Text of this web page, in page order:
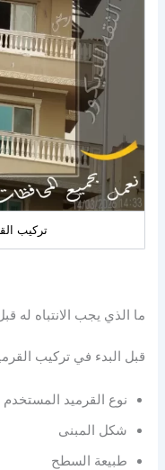
تركيب
ما الذي يجب الانتباه له
قبل البدء في تركيب
نوع القرميد المستخدم
شكل المبنى
طبيعة السطح